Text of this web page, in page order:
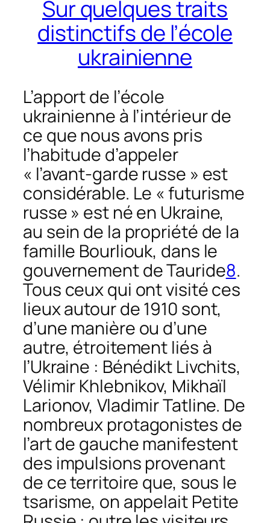
Sur quelques traits
distinctifs de l’école
ukrainienne
L’apport de l’école
ukrainienne à l’intérieur de
ce que nous avons pris
l’habitude d’appeler
« l’avant-garde russe » est
considérable. Le « futurisme
russe » est né en Ukraine,
au sein de la propriété de la
famille Bourliouk, dans le
gouvernement de Tauride8.
Tous ceux qui ont visité ces
lieux autour de 1910 sont,
d’une manière ou d’une
autre, étroitement liés à
l’Ukraine : Bénédikt Livchits,
Vélimir Khlebnikov, Mikhaïl
Larionov, Vladimir Tatline. De
nombreux protagonistes de
l’art de gauche manifestent
des impulsions provenant
de ce territoire que, sous le
tsarisme, on appelait Petite